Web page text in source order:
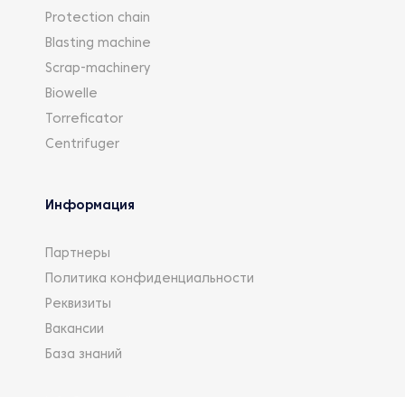
Protection chain
Blasting machine
Scrap-machinery
Biowelle
Torreficator
Centrifuger
Информация
Партнеры
Политика конфиденциальности
Реквизиты
Вакансии
База знаний